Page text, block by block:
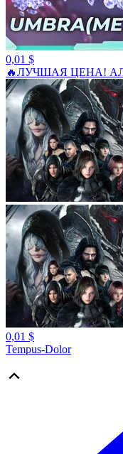
0,01 $
🔥ЛУЧШАЯ ЦЕНА!
0,01 $
Tempus-Dolor